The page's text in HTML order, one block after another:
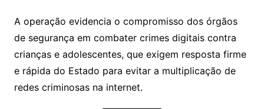
A operação evidencia o compromisso dos órgãos
de segurança em combater crimes digitais contra
crianças e adolescentes, que exigem resposta firme
e rápida do Estado para evitar a multiplicação de
redes criminosas na internet.